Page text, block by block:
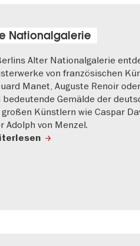
Nationalgalerie
Alter Nationalgalerie
von französischen
Manet, Auguste Renoir
bedeutende Gemälde der
großen Künstlern wie Caspar
Adolph von Menzel.